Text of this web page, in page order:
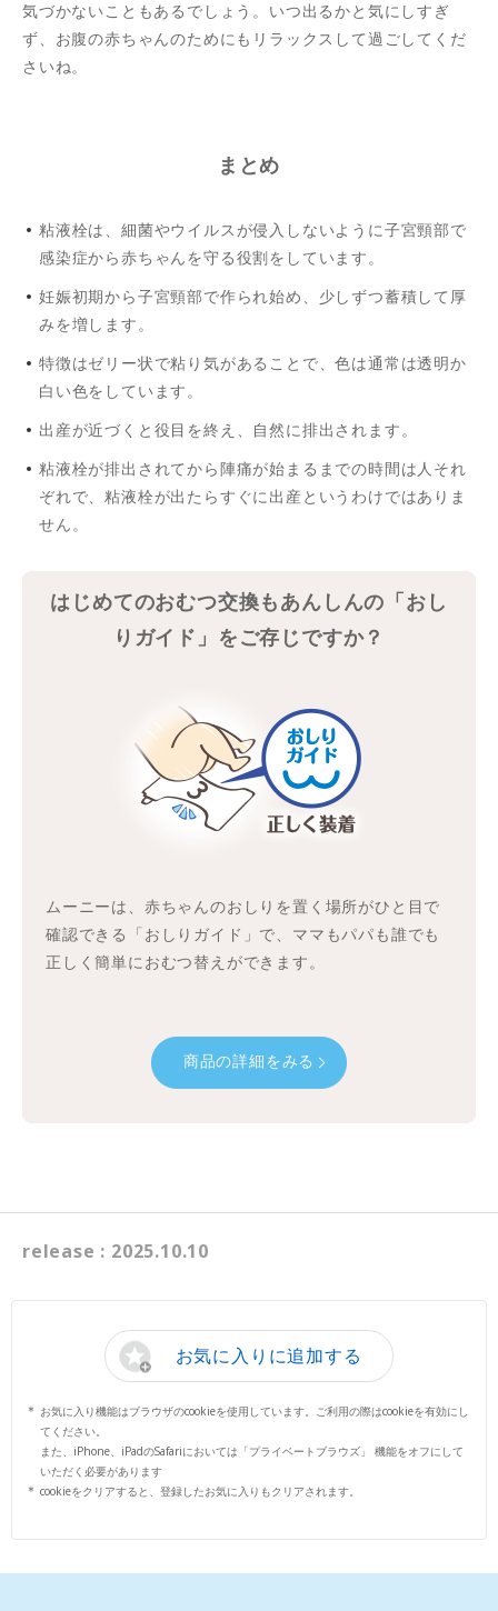
気づかないこともあるでしょう。いつ出るかと気にしすぎ
ず、お腹の赤ちゃんのためにもリラックスして過ごしてくだ
さいね。
まとめ
粘液栓は、細菌やウイルスが侵入しないように子宮頸部で
感染症から赤ちゃんを守る役割をしています。
妊娠初期から子宮頸部で作られ始め、少しずつ蓄積して厚
みを増します。
特徴はゼリー状で粘り気があることで、色は通常は透明か
白い色をしています。
出産が近づくと役目を終え、自然に排出されます。
粘液栓が排出されてから陣痛が始まるまでの時間は人それ
ぞれで、粘液栓が出たらすぐに出産というわけではありま
せん。
はじめてのおむつ交換もあんしんの「おし
りガイド」をご存じですか？
ムーニーは、赤ちゃんのおしりを置く場所がひと目で
確認できる「おしりガイド」で、ママもパパも誰でも
正しく簡単におむつ替えができます。
商品の詳細をみる
release : 2025.10.10
お気に入りに追加する
お気に入り機能はブラウザのcookieを使用しています。ご利用の際はcookieを有効にし
てください。
また、iPhone、iPadのSafariにおいては「プライベートブラウズ」 機能をオフにして
いただく必要があります
cookieをクリアすると、登録したお気に入りもクリアされます。